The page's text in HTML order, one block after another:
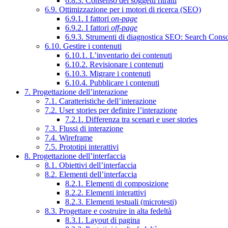
6.9. Ottimizzazione per i motori di ricerca (SEO)
6.9.1. I fattori on-page
6.9.2. I fattori off-page
6.9.3. Strumenti di diagnostica SEO: Search
6.10. Gestire i contenuti
6.10.1. L’inventario dei contenuti
6.10.2. Revisionare i contenuti
6.10.3. Migrare i contenuti
6.10.4. Pubblicare i contenuti
7. Progettazione dell’interazione
7.1. Caratteristiche dell’interazione
7.2. User stories per definire l’interazione
7.2.1. Differenza tra scenari e user stories
7.3. Flussi di interazione
7.4. Wireframe
7.5. Prototipi interattivi
8. Progettazione dell’interfaccia
8.1. Obiettivi dell’interfaccia
8.2. Elementi dell’interfaccia
8.2.1. Elementi di composizione
8.2.2. Elementi interattivi
8.2.3. Elementi testuali (microtesti)
8.3. Progettare e costruire in alta fedeltà
8.3.1. Layout di pagina